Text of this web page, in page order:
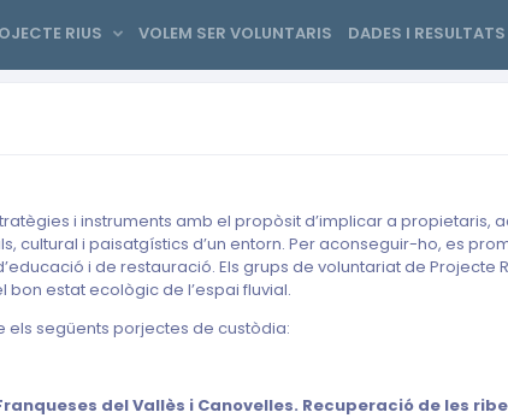
RIUS VOLEM SER VOLUNTARIS DADES I RESULTATS
i instruments amb el propòsit d’implicar a propietaris,
cultural i paisatgístics d’un entorn. Per aconseguir-ho, es
i de restauració. Els grups de voluntariat de Projecte
estat ecològic de l’espai fluvial.
els següents porjectes de custòdia:
del Vallès i Canovelles. Recuperació de les